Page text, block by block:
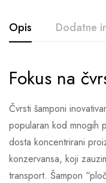
Opis Dodatne
Fokus na
Čvrsti šamponi
popularan kod mnogih
dosta koncentrirani
konzervansa, koji
transport. Šampon